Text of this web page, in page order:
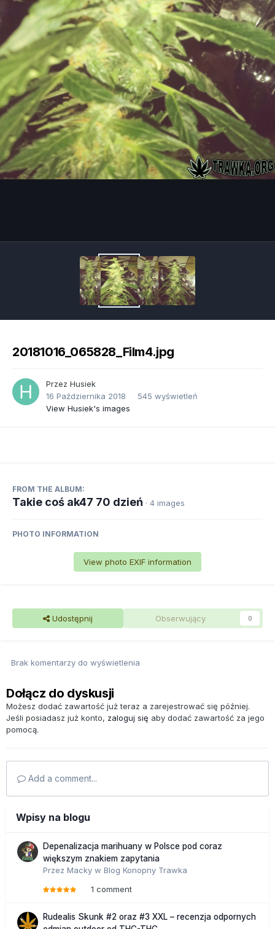
20181016_065828_Film4.jpg
Przez Husiek
16 Października 2018
545 wyświetleń
View Husiek's images
FROM THE ALBUM:
Takie coś ak47 70 dzień · 4 images
PHOTO INFORMATION
View photo EXIF information
Udostępnij Obserwujący 0
Brak komentarzy do wyświetlenia
Dołącz do dyskusji
Możesz dodać zawartość już teraz a zarejestrować się później.
Jeśli posiadasz już konto, zaloguj się aby dodać zawartość za jego
pomocą.
Add a comment...
Wpisy na blogu
Depenalizacja marihuany w Polsce pod coraz
większym znakiem zapytania
Przez Macky w Blog Konopny Trawka
1 comment
Rudealis Skunk #2 oraz #3 XXL – recenzja odpornych